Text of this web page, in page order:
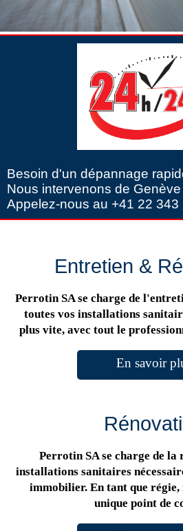
Besoin d'un dépannage
Nous intervenons de
Appelez-nous au +41 22 343
Entretien &
Perrotin SA se charge de
toutes vos installations
plus vite, avec tout le
En savoir
Perrotin SA se charge de la
installations sanitaires
immobilier. En tant que régie,
unique point de